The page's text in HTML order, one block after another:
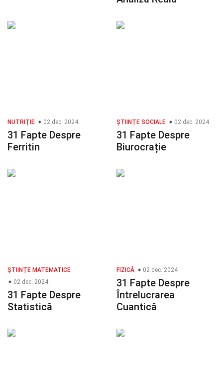
NUTRIȚIE 02 dec. 2024
31 Fapte Despre
Ferritin
ȘTIINȚE SOCIALE 02 dec. 2024
31 Fapte Despre
Biurocrație
ȘTIINȚE MATEMATICE
02 dec. 2024
31 Fapte Despre
Statistică
FIZICĂ 02 dec. 2024
31 Fapte Despre
Întrelucrarea
Cuantică